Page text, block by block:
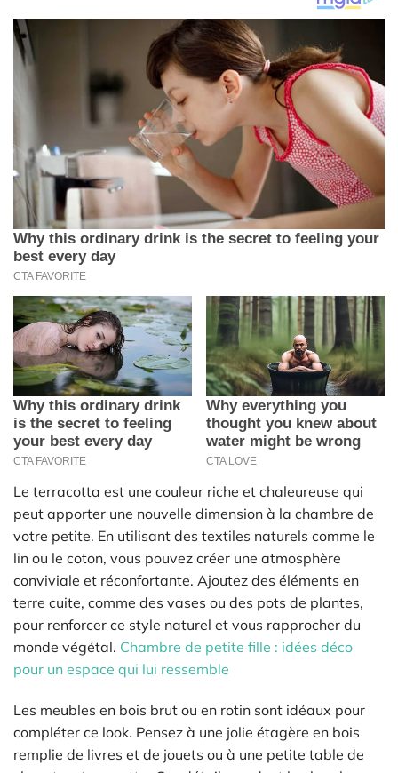
Le terracotta est une couleur riche et chaleureuse qui
peut apporter une nouvelle dimension à la chambre de
votre petite. En utilisant des textiles naturels comme le
lin ou le coton, vous pouvez créer une atmosphère
conviviale et réconfortante. Ajoutez des éléments en
terre cuite, comme des vases ou des pots de plantes,
pour renforcer ce style naturel et vous rapprocher du
monde végétal. Chambre de petite fille : idées déco
pour un espace qui lui ressemble
Les meubles en bois brut ou en rotin sont idéaux pour
compléter ce look. Pensez à une jolie étagère en bois
remplie de livres et de jouets ou à une petite table de